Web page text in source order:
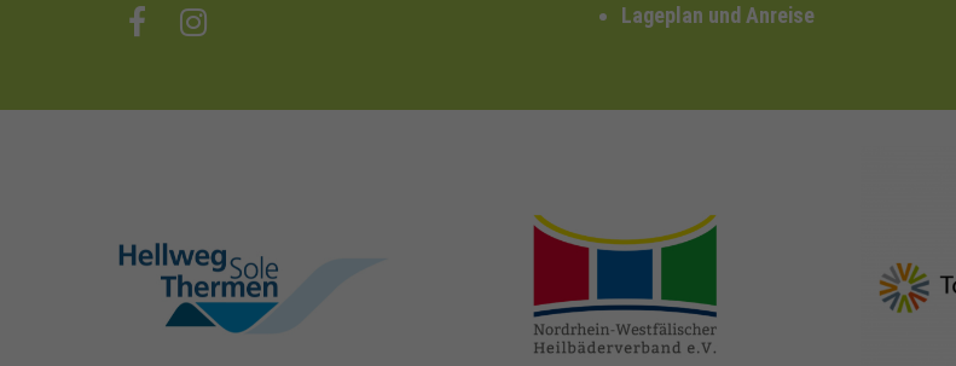
Lageplan und Anreise
hellweg-sole-
thermen.de
heilbaeder.de